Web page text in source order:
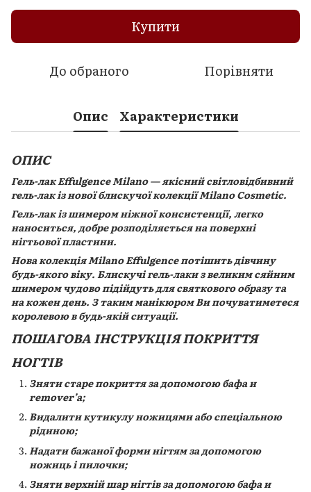
Купити
До обраного Порівняти
Опис Характеристики
ОПИС
Гель-лак Effulgence Milano — якісний світловідбивний
гель-лак із нової блискучої колекції Milano Cosmetic.
Гель-лак із шимером ніжної консистенції, легко
наноситься, добре розподіляється на поверхні
нігтьової пластини.
Нова колекція Milano Effulgence потішить дівчину
будь-якого віку. Блискучі гель-лаки з великим сяйним
шимером чудово підійдуть для святкового образу та
на кожен день. З таким манікюром Ви почуватиметеся
королевою в будь-якій ситуації.
ПОШАГОВА ІНСТРУКЦІЯ ПОКРИТТЯ
НОГТІВ
Зняти старе покриття за допомогою бафа и
remover’а;
Видалити кутикулу ножицями або спеціальною
рідиною;
Надати бажаної форми нігтям за допомогою
ножиць і пилочки;
Зняти верхній шар нігтів за допомогою бафа и